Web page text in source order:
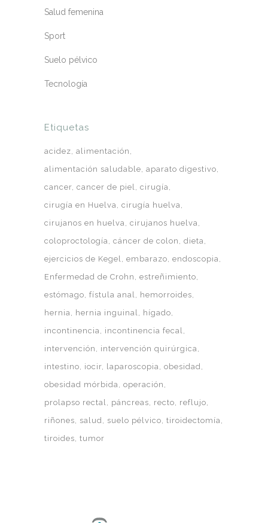
Salud femenina
Sport
Suelo pélvico
Tecnología
Etiquetas
acidez alimentación
alimentación saludable aparato digestivo
cancer cancer de piel cirugía
cirugía en Huelva cirugía huelva
cirujanos en huelva cirujanos huelva
coloproctología cáncer de colon
dieta
ejercicios de Kegel embarazo endoscopia
Enfermedad de Crohn
estreñimiento
estómago fístula anal
hemorroides
hernia
hernia inguinal
hígado
incontinencia
incontinencia fecal
intervención
intervención quirúrgica
intestino
iocir laparoscopia obesidad
obesidad mórbida operación
prolapso rectal
páncreas recto
reflujo
riñones
salud suelo pélvico tiroidectomía
tiroides tumor